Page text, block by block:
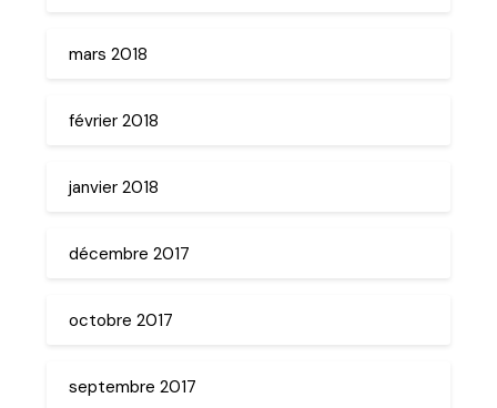
mars 2018
février 2018
janvier 2018
décembre 2017
octobre 2017
septembre 2017